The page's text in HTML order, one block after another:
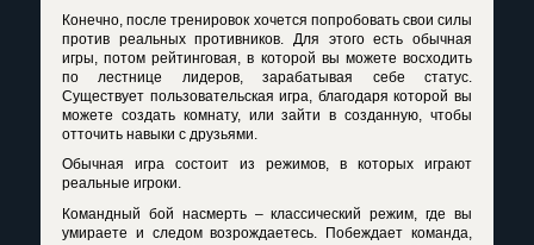
Конечно, после тренировок хочется попробовать свои силы
против реальных противников. Для этого есть обычная
игры, потом рейтинговая, в которой вы можете восходить
по лестнице лидеров, зарабатывая себе статус.
Существует пользовательская игра, благодаря которой вы
можете создать комнату, или зайти в созданную, чтобы
отточить навыки с друзьями.
Обычная игра состоит из режимов, в которых играют
реальные игроки.
Командный бой насмерть – классический режим, где вы
умираете и следом возрождаетесь. Побеждает команда,